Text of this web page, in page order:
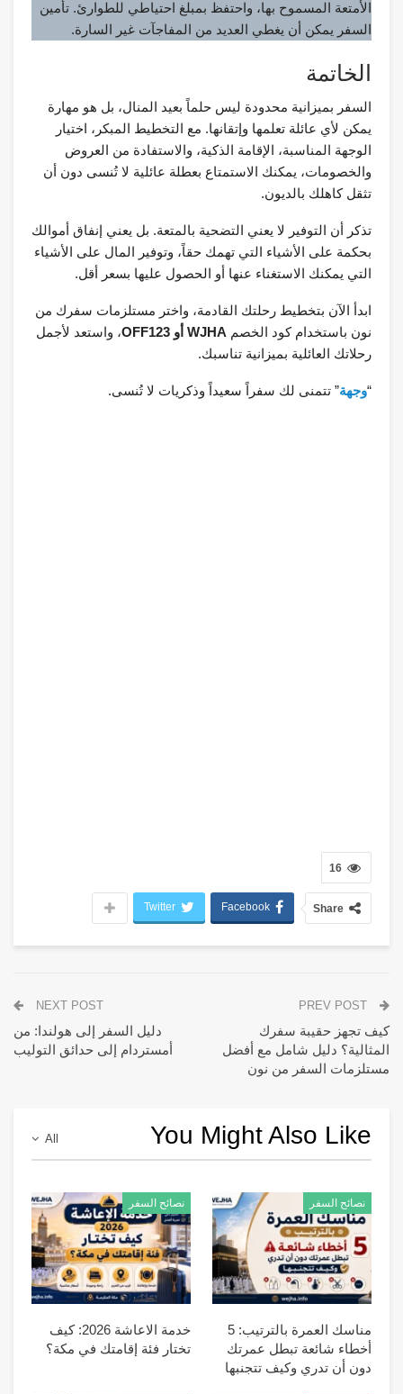
الأمتعة المسموح بها، واحتفظ بمبلغ احتياطي للطوارئ. تأمين
السفر يمكن أن يغطي العديد من المفاجآت غير السارة.
الخاتمة
السفر بميزانية محدودة ليس حلماً بعيد المنال، بل هو مهارة
يمكن لأي عائلة تعلمها وإتقانها. مع التخطيط المبكر، اختيار
الوجهة المناسبة، الإقامة الذكية، والاستفادة من العروض
والخصومات، يمكنك الاستمتاع بعطلة عائلية لا تُنسى دون أن
تثقل كاهلك بالديون.
تذكر أن التوفير لا يعني التضحية بالمتعة. بل يعني إنفاق أموالك
بحكمة على الأشياء التي تهمك حقاً، وتوفير المال على الأشياء
التي يمكنك الاستغناء عنها أو الحصول عليها بسعر أقل.
ابدأ الآن بتخطيط رحلتك القادمة، واختر مستلزمات سفرك من
نون باستخدام كود الخصم WJHA أو OFF123
، واستعد لأجمل
رحلاتك العائلية بميزانية تناسبك.
“وجهة” تتمنى لك سفراً سعيداً وذكريات لا تُنسى.
16
Share
Facebook
Twitter
كيف تجهز حقيبة سفرك
المثالية؟ دليل شامل مع أفضل
مستلزمات السفر من نون
NEXT POST
دليل السفر إلى هولندا: من
أمستردام إلى حدائق التوليب
All You Might Also Like
نصائح السفر
مناسك العمرة بالترتيب: 5
أخطاء شائعة تبطل عمرتك
دون أن تدري وكيف تتجنبها
نصائح السفر
خدمة الاعاشة 2026: كيف
تختار فئة إقامتك في مكة؟